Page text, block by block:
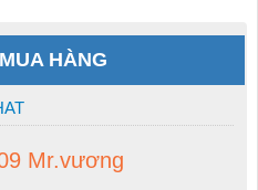
HÀNG
Mr.vương